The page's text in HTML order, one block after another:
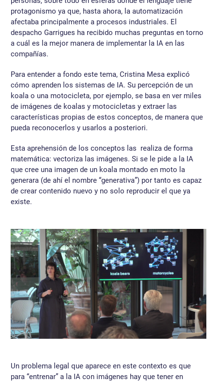
protagonismo ya que, hasta ahora, la automatización
afectaba principalmente a procesos industriales. El
despacho Garrigues ha recibido muchas preguntas en torno
a cuál es la mejor manera de implementar la IA en las
compañías.
Para entender a fondo este tema, Cristina Mesa explicó
cómo aprenden los sistemas de IA. Su percepción de un
koala o una motocicleta, por ejemplo, se basa en ver miles
de imágenes de koalas y motocicletas y extraer las
características propias de estos conceptos, de manera que
pueda reconocerlos y usarlos a posteriori.
Esta aprehensión de los conceptos las realiza de forma
matemática: vectoriza las imágenes. Si se le pide a la IA
que cree una imagen de un koala montado en moto la
generara (de ahí el nombre “generativa”) por tanto es capaz
de crear contenido nuevo y no solo reproducir el que ya
existe.
Un problema legal que aparece en este contexto es que
para “entrenar” a la IA con imágenes hay que tener en